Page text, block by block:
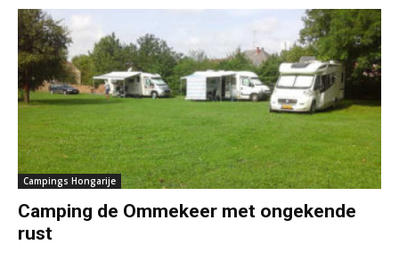
Campings Hongarije
Camping de Ommekeer met ongekende
rust